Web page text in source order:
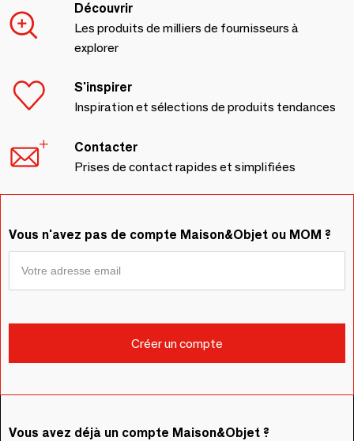
Découvrir
Les produits de milliers de fournisseurs à
explorer
S'inspirer
Inspiration et sélections de produits tendances
Contacter
Prises de contact rapides et simplifiées
Vous n'avez pas de compte Maison&Objet ou MOM ?
Vous avez déjà un compte Maison&Objet ?